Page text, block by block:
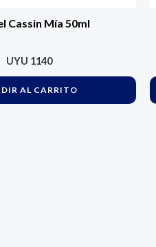
Cassin Mía 50ml
UYU 1140
AL CARRITO